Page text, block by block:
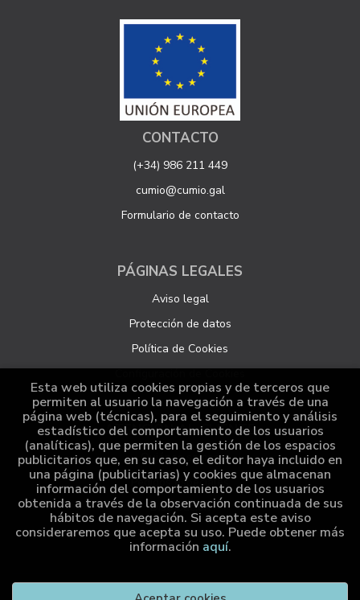
CONTACTO
(+34) 986 211 449
cumio@cumio.gal
Formulario de contacto
PÁGINAS LEGALES
Aviso legal
Protección de datos
Política de Cookies
ATENCIÓN AL CLIENTE
Quiénes somos
Pedidos especiales
Distribución
Cumio Editora . Todos los Derechos Reservados |
Esta web utiliza cookies propias y de terceros que
permiten al usuario la navegación a través de una
página web (técnicas), para el seguimiento y análisis
estadístico del comportamiento de los usuarios
(analíticas), que permiten la gestión de los espacios
publicitarios que, en su caso, el editor haya incluido en
una página (publicitarias) y cookies que almacenan
información del comportamiento de los usuarios
obtenida a través de la observación continuada de sus
hábitos de navegación. Si acepta este aviso
consideraremos que acepta su uso. Puede obtener más
información aquí.